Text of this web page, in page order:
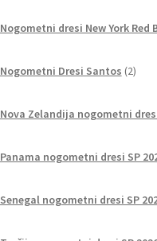
Nogometni dresi New York Red
Nogometni Dresi Santos 2
Nova Zelandija nogometni
Panama nogometni dresi SP
Senegal nogometni dresi SP